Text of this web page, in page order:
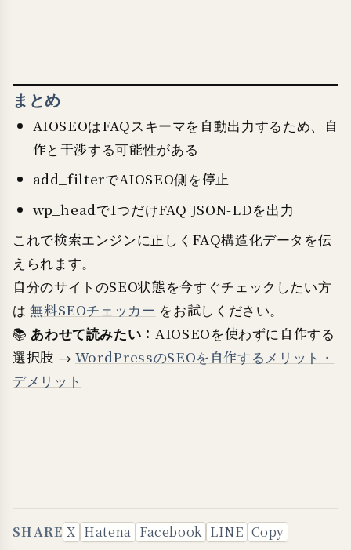
まとめ
AIOSEOはFAQスキーマを自動出力するため、自
作と干渉する可能性がある
add_filterでAIOSEO側を停止
wp_headで1つだけFAQ JSON-LDを出力
これで検索エンジンに正しくFAQ構造化データを伝
えられます。
自分のサイトのSEO状態を今すぐチェックしたい方
は無料SEOチェッカー をお試しください。
📚 あわせて読みたい：AIOSEOを使わずに自作する
選択肢 → WordPressのSEOを自作するメリット・
デメリット
SHARE X Hatena Facebook LINE Copy